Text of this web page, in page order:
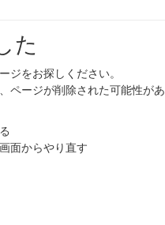
た
ジをお探しください。
ページが削除された可能性があ
面からやり直す